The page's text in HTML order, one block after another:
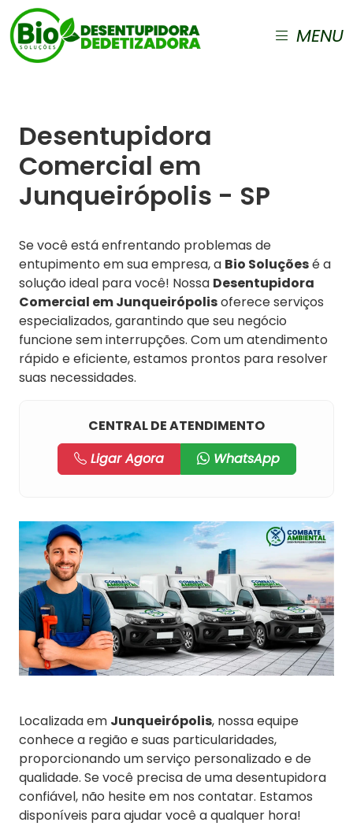
MENU
Desentupidora
Comercial em
Junqueirópolis - SP
Se você está enfrentando problemas de
entupimento em sua empresa, a Bio Soluçõesé a
solução ideal para você! Nossa Desentupidora
Comercial em Junqueirópolisoferece serviços
especializados, garantindo que seu negócio
funcione sem interrupções. Com um atendimento
rápido e eficiente, estamos prontos para resolver
suas necessidades.
CENTRAL DE ATENDIMENTO
Ligar Agora
WhatsApp
Localizada em Junqueirópolis, nossa equipe
conhece a região e suas particularidades,
proporcionando um serviço personalizado e de
qualidade. Se você precisa de uma desentupidora
confiável, não hesite em nos contatar. Estamos
disponíveis para ajudar você a qualquer hora!